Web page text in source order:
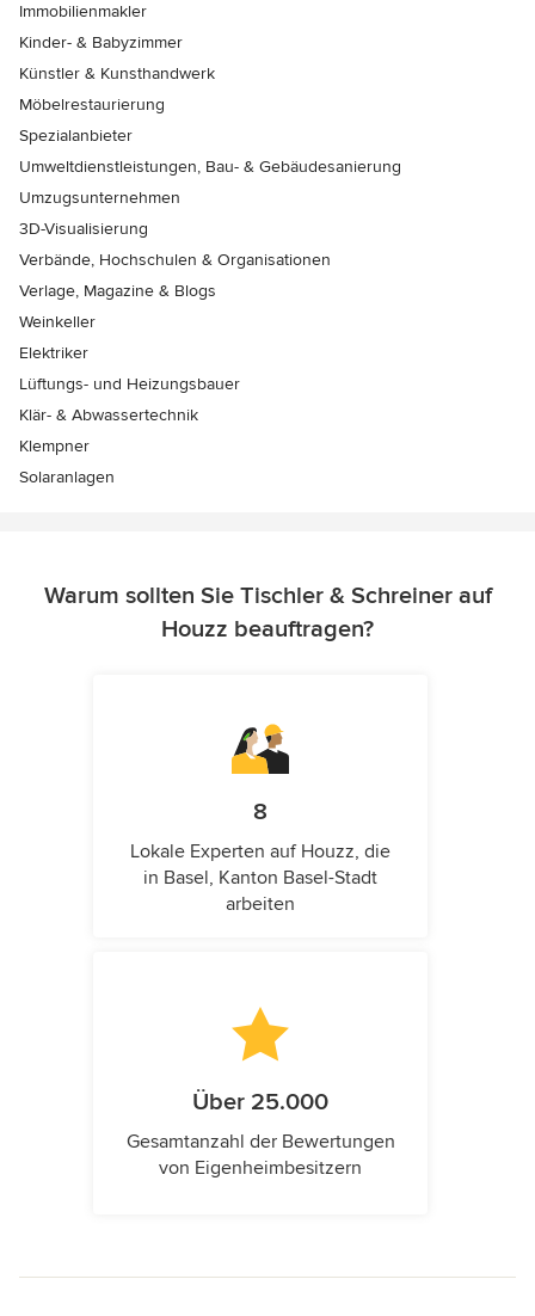
Immobilienmakler
Kinder- & Babyzimmer
Künstler & Kunsthandwerk
Möbelrestaurierung
Spezialanbieter
Umweltdienstleistungen, Bau- & Gebäudesanierung
Umzugsunternehmen
3D-Visualisierung
Verbände, Hochschulen & Organisationen
Verlage, Magazine & Blogs
Weinkeller
Elektriker
Lüftungs- und Heizungsbauer
Klär- & Abwassertechnik
Klempner
Solaranlagen
Warum sollten Sie Tischler & Schreiner auf
Houzz beauftragen?
8
Lokale Experten auf Houzz, die
in Basel, Kanton Basel-Stadt
arbeiten
Über 25.000
Gesamtanzahl der Bewertungen
von Eigenheimbesitzern